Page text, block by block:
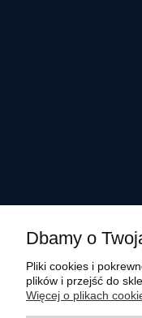
Wszystkie
Dbamy o
Pliki cookies i
plików i przejść do
Więcej o plikach